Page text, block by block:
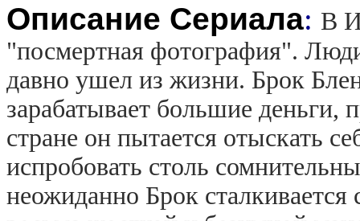
Описание Сериала: В
"посмертная фотография".
давно ушел из жизни. Брок
зарабатывает большие деньги,
стране он пытается отыскать
испробовать столь
неожиданно Брок сталкивается